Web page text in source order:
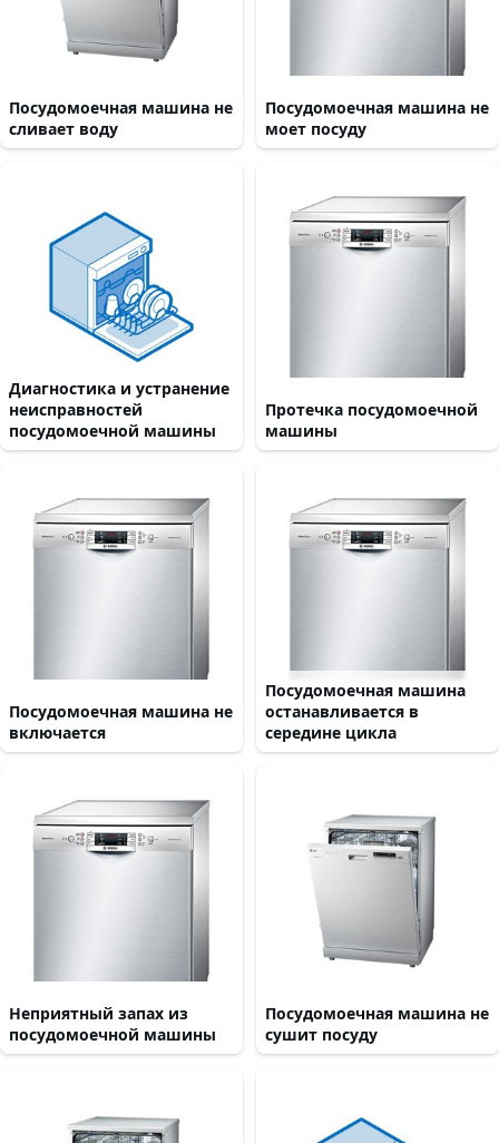
Посудомоечная машина не
сливает воду
Посудомоечная машина не
моет посуду
Диагностика и устранение
неисправностей
посудомоечной машины
Протечка посудомоечной
машины
Посудомоечная машина не
включается
Посудомоечная машина
останавливается в
середине цикла
Неприятный запах из
посудомоечной машины
Посудомоечная машина не
сушит посуду